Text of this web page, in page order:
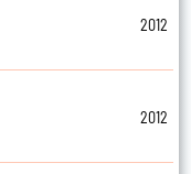
2012
2012